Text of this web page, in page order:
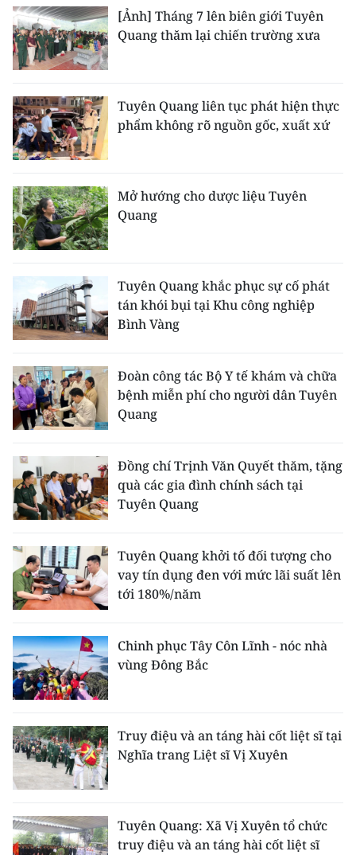
CHUYÊN ĐỀ
CÁC CHUYÊN TRANG
VỀ BÁO NHÂN DÂN
THỜI NAY
NHÂN DÂN CUỐI TUẦN
NHÂN DÂN HẰNG THÁNG
MUA BÁO
ĐỌC BÁO IN
ENGLISH
中文
РУССКИЙ
ESPAÑOL
한국어
[Ảnh] Tháng 7 lên biên giới Tuyên
Quang thăm lại chiến trường xưa
Tuyên Quang liên tục phát hiện thực
phẩm không rõ nguồn gốc, xuất xứ
Mở hướng cho dược liệu Tuyên
Quang
Tuyên Quang khắc phục sự cố phát
tán khói bụi tại Khu công nghiệp
Bình Vàng
Đoàn công tác Bộ Y tế khám và chữa
bệnh miễn phí cho người dân Tuyên
Quang
Đồng chí Trịnh Văn Quyết thăm, tặng
quà các gia đình chính sách tại
Tuyên Quang
Tuyên Quang khởi tố đối tượng cho
vay tín dụng đen với mức lãi suất lên
tới 180%/năm
Chinh phục Tây Côn Lĩnh - nóc nhà
vùng Đông Bắc
Truy điệu và an táng hài cốt liệt sĩ tại
Nghĩa trang Liệt sĩ Vị Xuyên
Tuyên Quang: Xã Vị Xuyên tổ chức
truy điệu và an táng hài cốt liệt sĩ